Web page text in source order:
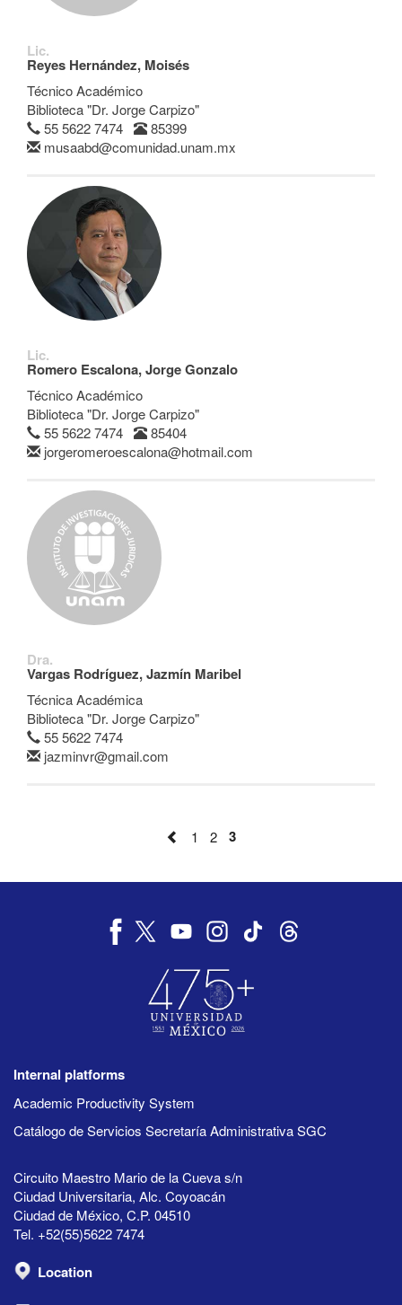
Lic.
Reyes Hernández, Moisés
Técnico Académico
Biblioteca "Dr. Jorge Carpizo"
55 5622 7474
85399
musaabd@comunidad.unam.mx
Lic.
Romero Escalona, Jorge Gonzalo
Técnico Académico
Biblioteca "Dr. Jorge Carpizo"
55 5622 7474
85404
jorgeromeroescalona@hotmail.com
Dra.
Vargas Rodríguez, Jazmín Maribel
Técnica Académica
Biblioteca "Dr. Jorge Carpizo"
55 5622 7474
jazminvr@gmail.com
1 2 3
Internal platforms
Academic Productivity System
Catálogo de Servicios Secretaría Administrativa SGC
Circuito Maestro Mario de la Cueva s/n
Ciudad Universitaria, Alc. Coyoacán
Ciudad de México, C.P. 04510
Tel. +52(55)5622 7474
Location